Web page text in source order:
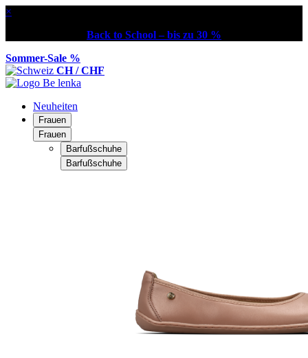
×
Back to School – bis zu 30 %
Sommer-Sale %
CH / CHF
Neuheiten
Frauen
Frauen
Barfußschuhe
Barfußschuhe